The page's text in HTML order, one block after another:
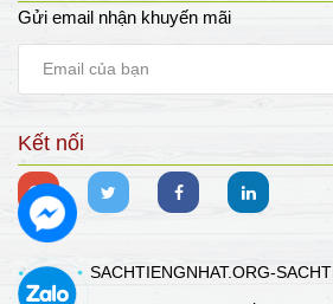
Gửi email nhận khuyến mãi
Kết nối
SACHTIENGNHAT.ORG-